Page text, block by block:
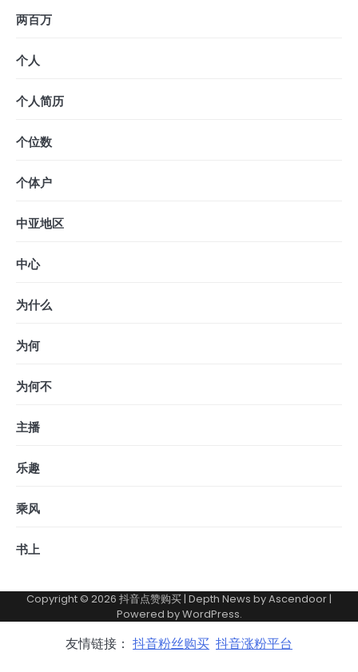
两百万
个人
个人简历
个位数
个体户
中亚地区
中心
为什么
为何
为何不
主播
乐趣
乘风
书上
Copyright © 2026 抖音点赞购买| Depth News byAscendoor|
Powered byWordPress.
友情链接： 抖音粉丝购买 抖音涨粉平台